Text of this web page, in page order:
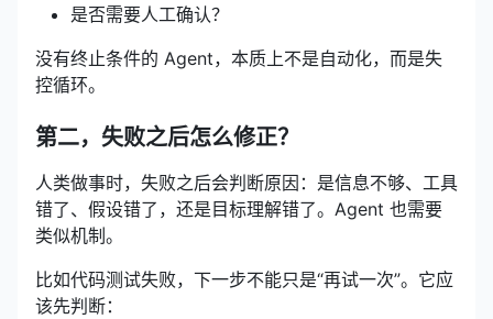
是否需要人工确认？
没有终止条件的 Agent，本质上不是自动化，而是失
控循环。
第二，失败之后怎么修正？
人类做事时，失败之后会判断原因：是信息不够、工具
错了、假设错了，还是目标理解错了。Agent 也需要
类似机制。
比如代码测试失败，下一步不能只是“再试一次”。它应
该先判断：